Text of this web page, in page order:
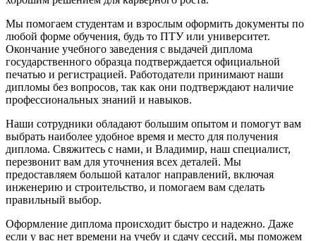
Мы помогаем студентам и взрослым оформить документы по
любой форме обучения, будь то ПТУ или университет.
Окончание учебного заведения с выдачей диплома
государственного образца подтверждается официальной
печатью и регистрацией. Работодатели принимают наши
дипломы без вопросов, так как они подтверждают наличие
профессиональных знаний и навыков.
Наши сотрудники обладают большим опытом и помогут вам
выбрать наиболее удобное время и место для получения
диплома. Свяжитесь с нами, и Владимир, наш специалист,
перезвонит вам для уточнения всех деталей. Мы
предоставляем большой каталог направлений, включая
инженерию и строительство, и помогаем вам сделать
правильный выбор.
Оформление диплома происходит быстро и надежно. Даже
если у вас нет времени на учебу и сдачу сессий, мы поможем